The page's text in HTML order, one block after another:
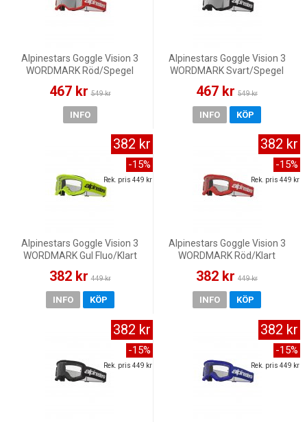
Alpinestars Goggle Vision 3
WORDMARK Röd/Spegel
467 kr 549 kr
INFO
Alpinestars Goggle Vision 3
WORDMARK Svart/Spegel
467 kr 549 kr
INFO KÖP
Alpinestars Goggle Vision 3
WORDMARK Gul Fluo/Klart
382 kr 449 kr
382 kr
-15%
Rek. pris 449 kr
INFO KÖP
Alpinestars Goggle Vision 3
WORDMARK Röd/Klart
382 kr 449 kr
382 kr
-15%
Rek. pris 449 kr
INFO KÖP
382 kr
-15%
Rek. pris 449 kr
382 kr
-15%
Rek. pris 449 kr